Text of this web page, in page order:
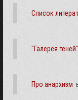
Список
"Галерея
Про анархизм